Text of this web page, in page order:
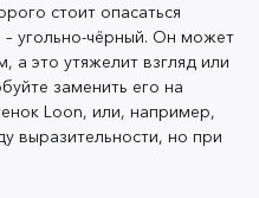
взгляд глубоким и
оттенок не
даже если
а в растушёванном
для самого
стоит опасаться
– угольно-чёрный. Он может
а это утяжелит взгляд или
заменить его на
Loon, или, например,
выразительности, но при